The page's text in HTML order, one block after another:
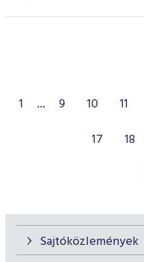
Sajtóközlemények
1 ... 9 10 11
17
18